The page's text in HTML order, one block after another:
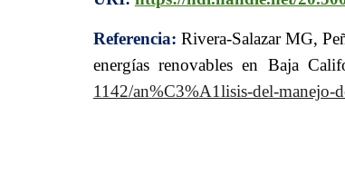
Referencia: Rivera-Salazar MG,
energías renovables en Baja
1142/an%C3%A1lisis-del-manejo-